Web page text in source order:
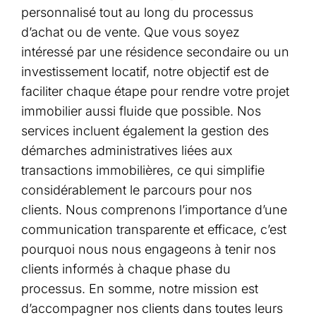
personnalisé tout au long du processus
d’achat ou de vente. Que vous soyez
intéressé par une résidence secondaire ou un
investissement locatif, notre objectif est de
faciliter chaque étape pour rendre votre projet
immobilier aussi fluide que possible. Nos
services incluent également la gestion des
démarches administratives liées aux
transactions immobilières, ce qui simplifie
considérablement le parcours pour nos
clients. Nous comprenons l’importance d’une
communication transparente et efficace, c’est
pourquoi nous nous engageons à tenir nos
clients informés à chaque phase du
processus. En somme, notre mission est
d’accompagner nos clients dans toutes leurs